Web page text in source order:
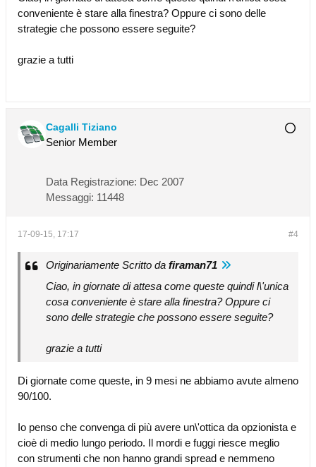
conveniente è stare alla finestra? Oppure ci sono delle
strategie che possono essere seguite?
grazie a tutti
Cagalli Tiziano
Senior Member
Data Registrazione: Dec 2007
Messaggi: 11448
#4
17-09-15, 17:17
Originariamente Scritto da firaman71
Ciao, in giornate di attesa come queste quindi l\'unica
cosa conveniente è stare alla finestra? Oppure ci
sono delle strategie che possono essere seguite?
grazie a tutti
Di giornate come queste, in 9 mesi ne abbiamo avute almeno
90/100.
Io penso che convenga di più avere un\'ottica da opzionista e
cioè di medio lungo periodo. Il mordi e fuggi riesce meglio
con strumenti che non hanno grandi spread e nemmeno